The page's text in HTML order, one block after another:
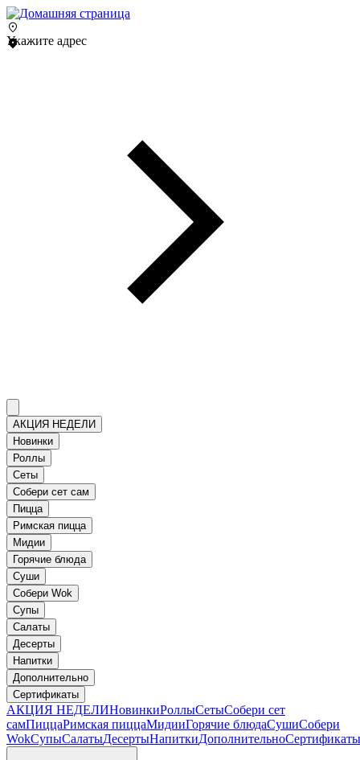
Укажите адрес
АКЦИЯ НЕДЕЛИ
Новинки
Роллы
Сеты
Собери сет сам
Пицца
Римская пицца
Мидии
Горячие блюда
Суши
Собери Wok
Супы
Салаты
Десерты
Напитки
Дополнительно
Сертификаты
АКЦИЯ НЕДЕЛИНовинкиРоллыСетыСобери сет
самПиццаРимская пиццаМидииГорячие блюдаСушиСобери
WokСупыСалатыДесертыНапиткиДополнительноСертификаты